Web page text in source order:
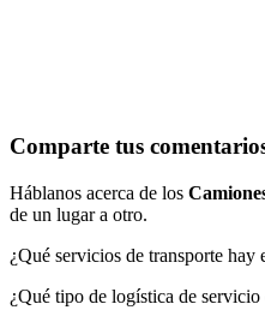
Comparte tus
Háblanos acerca de los
de un lugar a otro.
¿Qué servicios de transporte
¿Qué tipo de logística de